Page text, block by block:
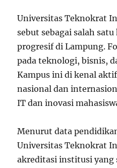
Universitas Teknokrat
sebut sebagai salah
progresif di Lampung.
pada teknologi, bisnis,
Kampus ini di kenal
nasional dan
IT dan inovasi
Menurut data
Universitas Teknokrat
akreditasi institusi yang